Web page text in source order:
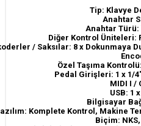
Tip: Klavye
Anahtar
Anahtar Türü:
Diğer Kontrol Üniteleri:
/ Saksılar: 8 x Dokunmaya
Özel Taşıma
Pedal Girişleri: 1 x 1/
MIDI I /
USB: 1
Bilgisayar
Komplete Kontrol, Makine
Biçim: NKS,